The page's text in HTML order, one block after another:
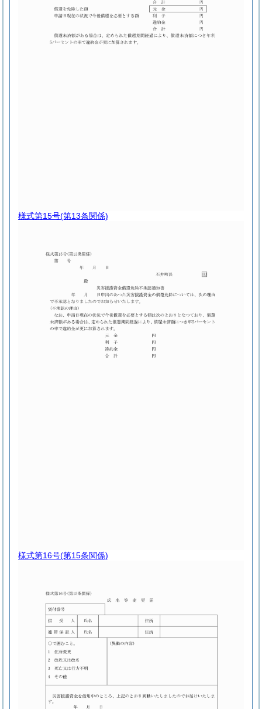
様式第15号(第13条関係)
様式第16号(第15条関係)